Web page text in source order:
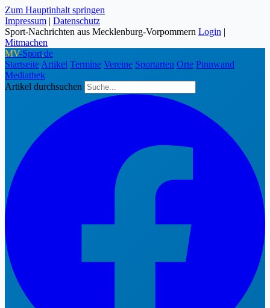
Zum Hauptinhalt springen
Impressum | Datenschutz
Sport-Nachrichten aus Mecklenburg-Vorpommern Login |
Mitmachen
MV-Sport.de
Startseite Artikel Termine Vereine Sportarten Orte Pinnwand
Mediathek
Artikel durchsuchen